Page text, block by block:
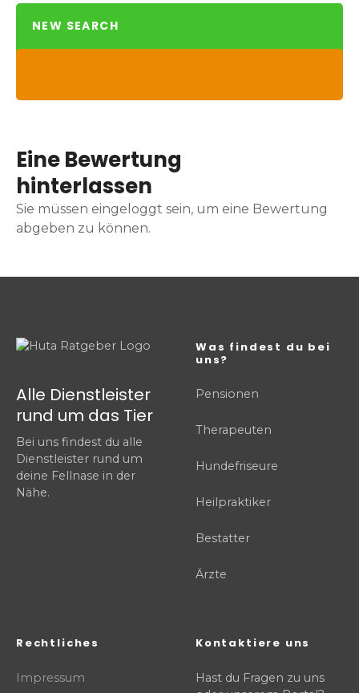
NEW SEARCH
Eine Bewertung
hinterlassen
Sie müssen eingeloggt sein, um eine Bewertung
abgeben zu können.
Alle Dienstleister
rund um das Tier
Bei uns findest du alle
Dienstleister rund um
deine Fellnase in der
Nähe.
Was findest du bei
uns?
Pensionen
Therapeuten
Hundefriseure
Heilpraktiker
Bestatter
Ärzte
Rechtliches
Impressum
Kontaktiere uns
Hast du Fragen zu uns